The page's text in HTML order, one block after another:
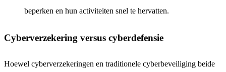
beperken en hun activiteiten snel te hervatten.
Cyberverzekering versus cyberdefensie
Hoewel cyberverzekeringen en traditionele cyberbeveiliging beide